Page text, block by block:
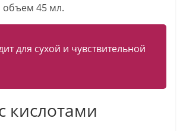
45 мл.
для сухой и чувствительной
кислотами